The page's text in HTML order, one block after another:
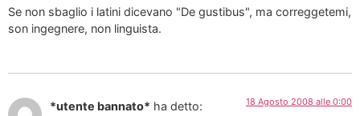
Se non sbaglio i latini dicevano "De gustibus", ma correggetemi,
son ingegnere, non linguista.
*utente bannato* ha detto: 18 Agosto 2008 alle 0:00